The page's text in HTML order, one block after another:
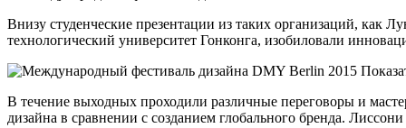
Внизу студенческие презентации из таких организаций, как
технологический университет Гонконга, изобиловали
В течение выходных проходили различные переговоры и
дизайна в сравнении с созданием глобального бренда.